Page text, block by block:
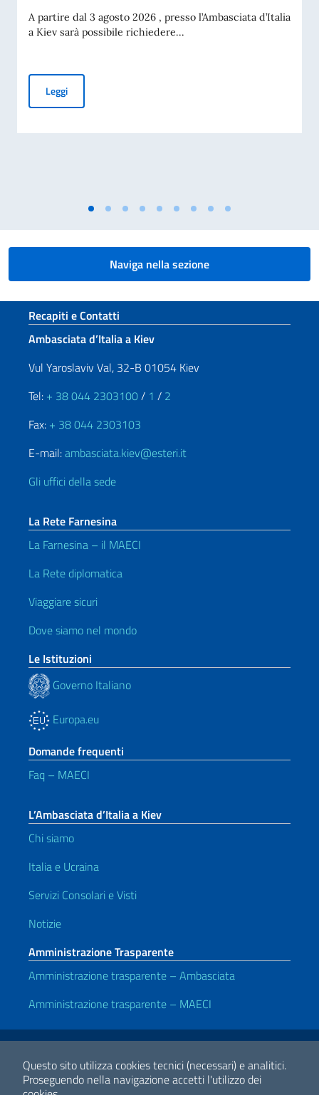
Questo sito utilizza cookies tecnici (necessari) e analitici.
Proseguendo nella navigazione accetti l'utilizzo dei
A partire dal 3 agosto 2026 , presso l’Ambasciata d’Italia
a Kiev sarà possibile richiedere...
LeggiCarta d’Identità Elettronica (CIE): al via il rilascio presso
Naviga nella sezione
Sezione footer
Recapiti e Contatti
Ambasciata d’Italia a Kiev
Vul Yaroslaviv Val, 32-B 01054 Kiev
Tel: + 38 044 2303100/ 1 / 2
Fax: + 38 044 2303103
E-mail:ambasciata.kiev@esteri.it
Gli uffici della sede
La Rete Farnesina
La Farnesina – il MAECI
La Rete diplomatica
Viaggiare sicuri
Dove siamo nel mondo
Le Istituzioni
Governo Italiano
Europa.eu
Domande frequenti
Faq – MAECI
L’Ambasciata d’Italia a Kiev
Chi siamo
Italia e Ucraina
Servizi Consolari e Visti
Notizie
Amministrazione Trasparente
Amministrazione trasparente – Ambasciata
Amministrazione trasparente – MAECI
Link Utili